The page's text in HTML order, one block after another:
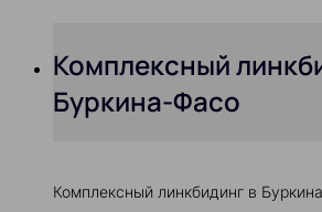
Комплексный
Буркина-Фасо
Комплексный линкбидинг в